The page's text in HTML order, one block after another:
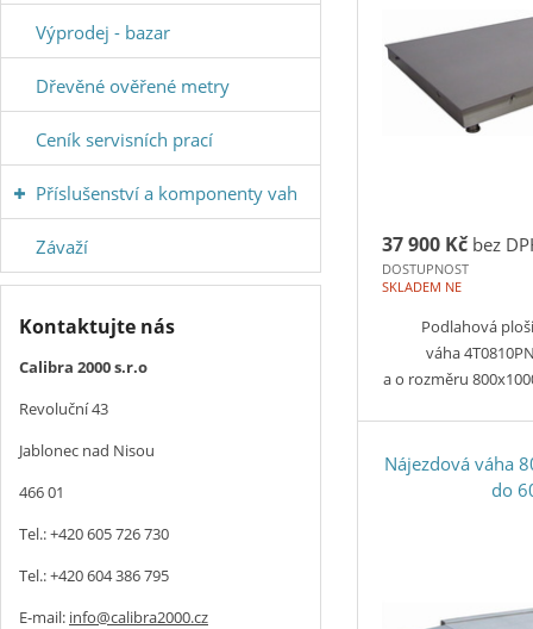
37 900 Kč bez
DOSTUPNOST
SKLADEM NE
Podlahová
váha
a o rozměru
Nájezdová váha
do
Výprodej - bazar
Dřevěné ověřené metry
Ceník servisních prací
Příslušenství a komponenty vah
Závaží
Kontaktujte nás
Calibra 2000 s.r.o
Revoluční 43
Jablonec nad Nisou
466 01
Tel.: +420 605 726 730
Tel.: +420 604 386 795
E-mail: info@calibra2000.cz